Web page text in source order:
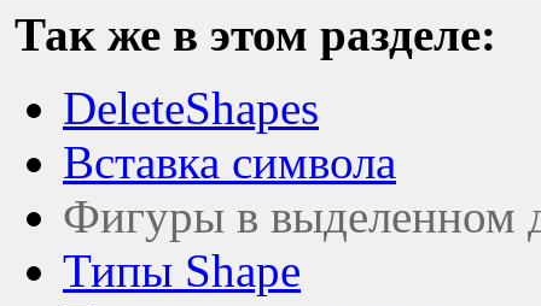
Так же в этом разделе:
DeleteShapes
Вставка символа
Фигуры в выделенном
Типы Shape